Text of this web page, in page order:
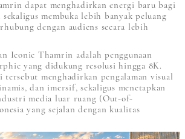
dapat menghadirkan energi baru bagi
membuka lebih banyak peluang
dengan audiens secara lebih
Iconic Thamrin adalah penggunaan
yang didukung resolusi hingga 8K.
tersebut menghadirkan pengalaman visual
dan imersif, sekaligus menetapkan
media luar ruang (Out-of-
yang sejalan dengan kualitas